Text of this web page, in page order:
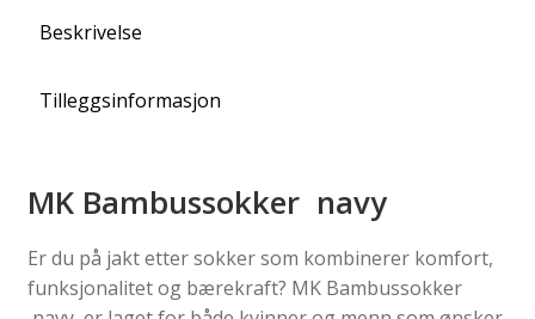
Beskrivelse
Tilleggsinformasjon
MK Bambussokker navy
Er du på jakt etter sokker som kombinerer komfort,
funksjonalitet og bærekraft? MK Bambussokker